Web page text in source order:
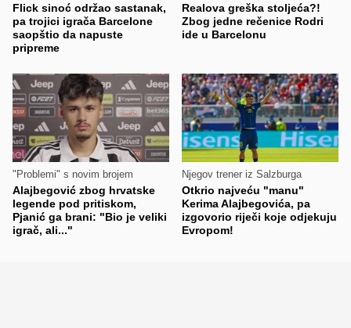
Flick sinoć održao sastanak,
pa trojici igrača Barcelone
saopštio da napuste
pripreme
Realova greška stoljeća?!
Zbog jedne rečenice Rodri
ide u Barcelonu
"Problemi" s novim brojem
Alajbegović zbog hrvatske
legende pod pritiskom,
Pjanić ga brani: "Bio je veliki
igrač, ali..."
Njegov trener iz Salzburga
Otkrio najveću "manu"
Kerima Alajbegovića, pa
izgovorio riječi koje odjekuju
Evropom!